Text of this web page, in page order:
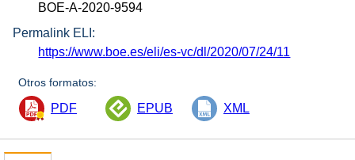
BOE-A-2020-9594
Permalink ELI:
https://www.boe.es/eli/es-vc/dl/2020/07/24/11
Otros formatos:
PDF EPUB XML